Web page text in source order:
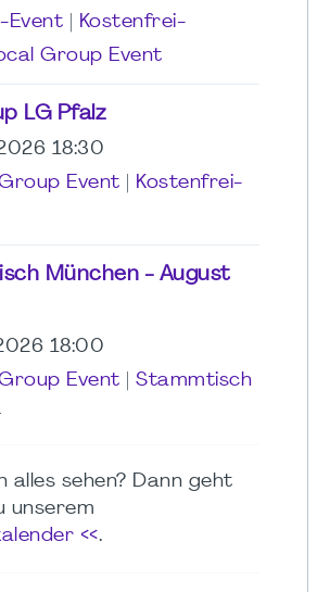
Event
Kostenfrei-
Group Event
LG Pfalz
18:30
Event
Kostenfrei-
München - August
18:00
Event
Stammtisch
alles sehen? Dann geht
unserem
<<.